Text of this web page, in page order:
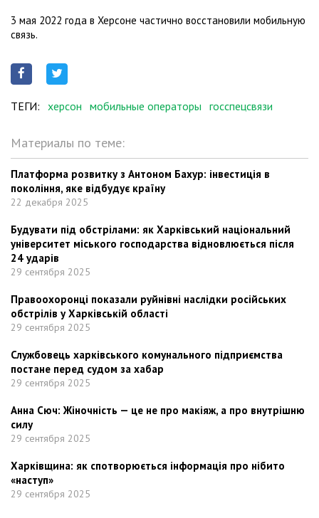
3 мая 2022 года в Херсоне частично восстановили мобильную
связь.
ТЕГИ: херсон мобильные операторы госспецсвязи
Материалы по теме:
Платформа розвитку з Антоном Бахур: інвестиція в
покоління, яке відбудує країну
22 декабря 2025
Будувати під обстрілами: як Харківський національний
університет міського господарства відновлюється після
24 ударів
29 сентября 2025
Правоохоронці показали руйнівні наслідки російських
обстрілів у Харківській області
29 сентября 2025
Службовець харківського комунального підприємства
постане перед судом за хабар
29 сентября 2025
Анна Сюч: Жіночність — це не про макіяж, а про внутрішню
силу
29 сентября 2025
Харківщина: як спотворюється інформація про нібито
«наступ»
29 сентября 2025